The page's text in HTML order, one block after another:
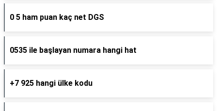
0 5 ham puan kaç net DGS
0535 ile başlayan numara hangi hat
+7 925 hangi ülke kodu